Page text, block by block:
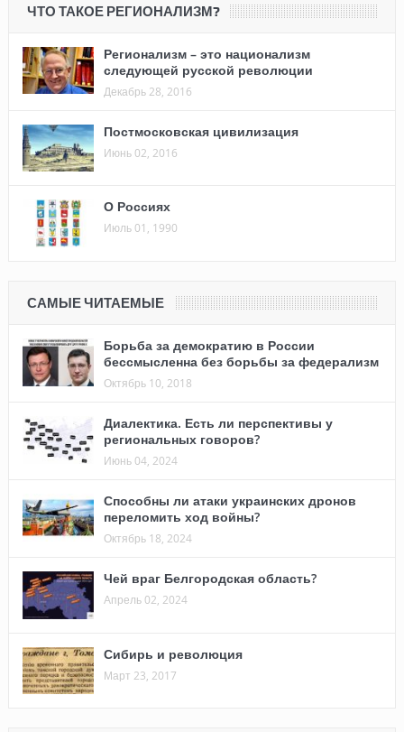
ЧТО ТАКОЕ РЕГИОНАЛИЗМ?
Регионализм – это национализм
следующей русской революции
Декабрь 28, 2016
Постмосковская цивилизация
Июнь 02, 2016
О Россиях
Июль 01, 1990
САМЫЕ ЧИТАЕМЫЕ
Борьба за демократию в России
бессмысленна без борьбы за федерализм
Октябрь 10, 2018
Диалектика. Есть ли перспективы у
региональных говоров?
Июнь 04, 2024
Способны ли атаки украинских дронов
переломить ход войны?
Октябрь 18, 2024
Чей враг Белгородская область?
Апрель 02, 2024
Сибирь и революция
Март 23, 2017